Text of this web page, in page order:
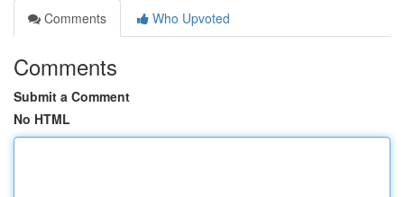
Comments
Who Upvoted
Comments
Submit a Comment
No HTML